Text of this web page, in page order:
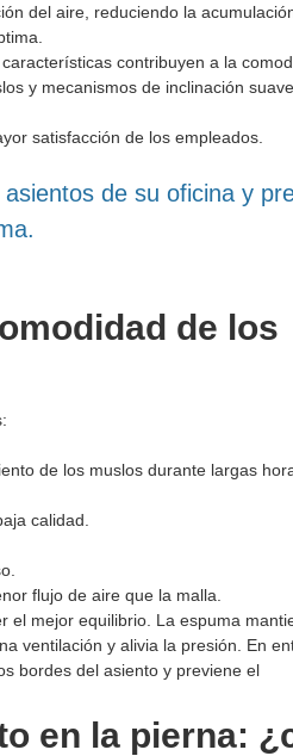
del aire, reduciendo la
contribuyen a la
y mecanismos de inclinación
satisfacción de los empleados.
de su oficina y
de los
de los muslos durante largas
calidad.
flujo de aire que la malla.
el mejor equilibrio. La espuma
ventilación y alivia la presión. En
bordes del asiento y previene el
en la pierna: